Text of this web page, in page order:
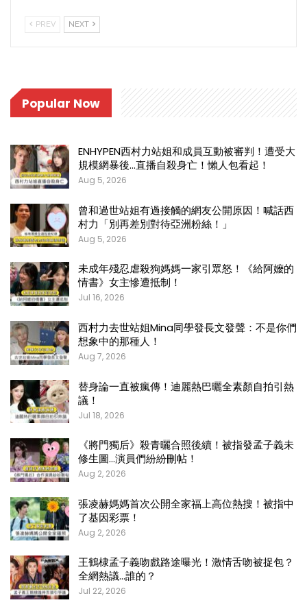
PREV NEXT
Popular Now
ENHYPEN西村力站姐和成員互動被審判！遭受大
規模網暴後…直播自殺身亡！懶人包看起！
Aug 5, 2026
曾和過世站姐有過接觸的網友公開原因！喊話西
村力「別再差別對待亞洲粉絲！」
Aug 5, 2026
未成年殘忍虐殺狗媽媽一家引眾怒！《給阿嬤的
情書》女主慘遭抵制！
Jul 16, 2026
西村力去世站姐Mina同學發長文發聲：不是你們
想象中的那種人！
Aug 7, 2026
替身論一直被瘋傳！迪麗熱巴曬全素顏自拍引熱
議！
Jul 18, 2026
《將門獨后》殺青曬合照後續！被指發孟子義未
修生圖…演員們紛紛刪帖！
Aug 2, 2026
張凌赫媽媽首次公開全家福上高位熱搜！被指中
了基因彩票！
Aug 2, 2026
王鶴棣孟子義吻戲路途曝光！激情舌吻被捉包？
全網熱議…誰的？
Jul 22, 2026